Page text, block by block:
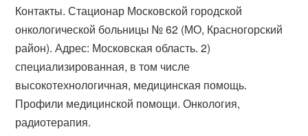
Контакты. Стационар Московской городской
онкологической больницы № 62 (МО, Красногорский
район). Адрес: Московская область. 2)
специализированная, в том числе
высокотехнологичная, медицинская помощь.
Профили медицинской помощи. Онкология,
радиотерапия.